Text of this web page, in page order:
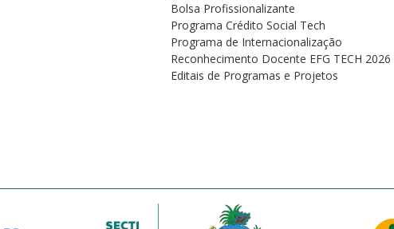
Bolsa Profissionalizante
Programa Crédito Social Tech
Programa de Internacionalização
Reconhecimento Docente EFG TECH 2026
Editais de Programas e Projetos